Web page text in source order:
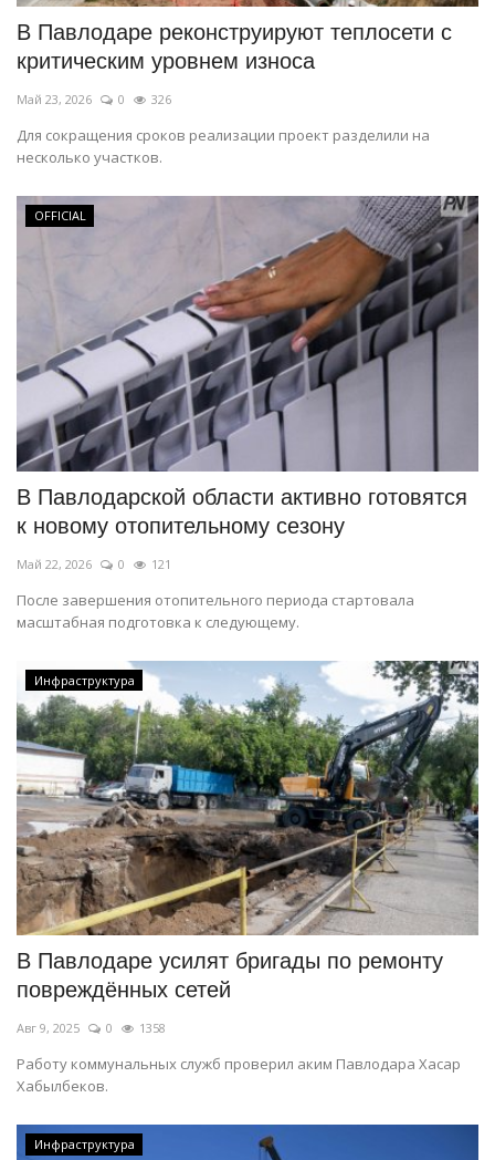
В Павлодаре реконструируют теплосети с
критическим уровнем износа
Май 23, 2026 0 326
Для сокращения сроков реализации проект разделили на
несколько участков.
OFFICIAL
В Павлодарской области активно готовятся
к новому отопительному сезону
Май 22, 2026 0 121
После завершения отопительного периода стартовала
масштабная подготовка к следующему.
Инфраструктура
В Павлодаре усилят бригады по ремонту
повреждённых сетей
Авг 9, 2025 0 1358
Работу коммунальных служб проверил аким Павлодара Хасар
Хабылбеков.
Инфраструктура